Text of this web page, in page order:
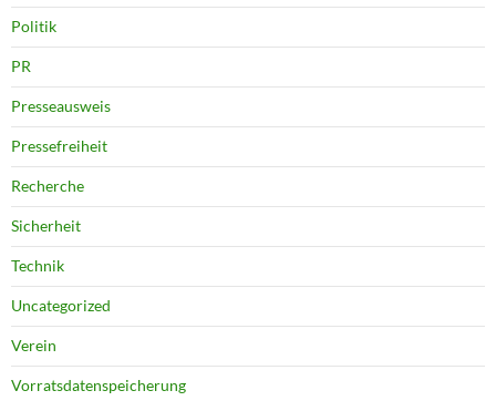
Politik
PR
Presseausweis
Pressefreiheit
Recherche
Sicherheit
Technik
Uncategorized
Verein
Vorratsdatenspeicherung